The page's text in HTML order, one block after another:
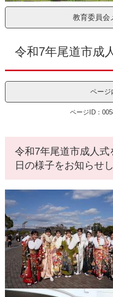
教育委員会
令和7年尾道市成
ページ
ページID：
令和7年尾道市成人式
日の様子をお知らせし